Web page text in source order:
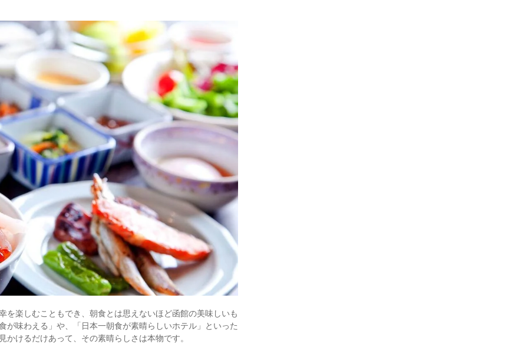
を楽しむこともでき、朝食とは思えないほど函館の美味しいも
が味わえる」や、「日本一朝食が素晴らしいホテル」といった
けるだけあって、その素晴らしさは本物です。